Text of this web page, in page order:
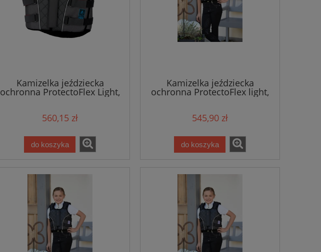
Kamizelka jeździecka
ochronna ProtectoFlex Light,
dla dorosłych, czarny, roz. XS,
560,15 zł
do koszyka
Kamizelka jeździecka
ochronna ProtectoFlex light,
dla dzieci, czarny, roz. L,
545,90 zł
do koszyka